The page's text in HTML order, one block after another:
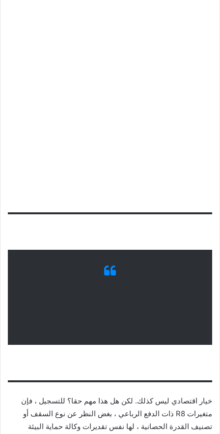
خيار اقتصادي ليس كذلك. لكن هل هذا مهم حقا؟ للتسجيل ، فإن
متغيرات R8 ذات الدفع الرباعي ، بغض النظر عن نوع السقف أو
تصنيف القدرة الحصانية ، لها نفس تقديرات وكالة حماية البيئة